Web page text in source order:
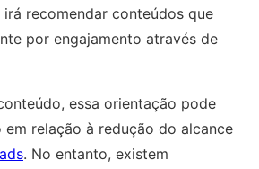
recomendar conteúdos que
por engajamento através de
essa orientação pode
relação à redução do alcance
. No entanto, existem